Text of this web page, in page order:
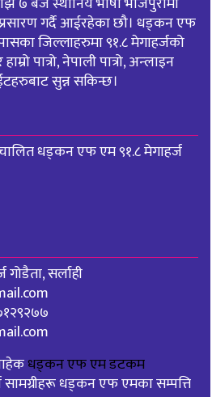
गर्दै आईरहेका छौ। धड्कन एफ
जिल्लाहरुमा ९१.८ मेगाहर्जको
पात्रो, नेपाली पात्रो, अन्लाइन
सुन्न सकिन्छ।
धड्कन एफ एम ९१.८ मेगाहर्ज
सर्लाही
धड्कन एफ एम डटकम
सामग्रीहरू धड्कन एफ एमका सम्पत्ति